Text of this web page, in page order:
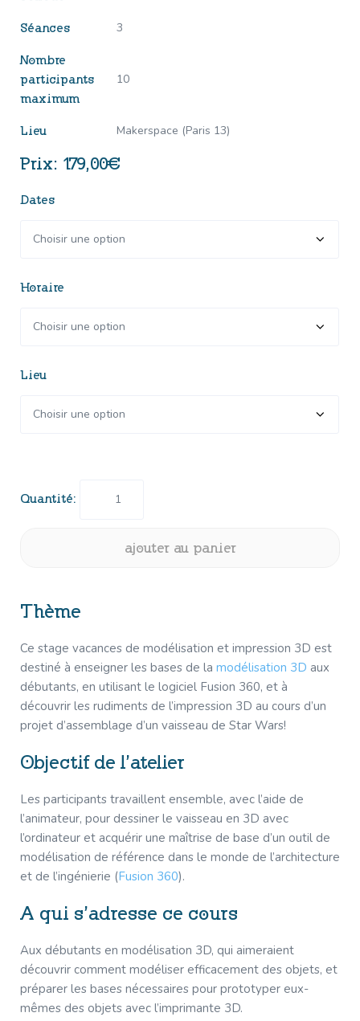
Séances 3
Nombre
participants
maximum
10
Lieu Makerspace (Paris 13)
179,00€
Dates
Horaire
Lieu
et
fabrique
un
vaisseau
spatial!
ajouter au panier
Thème
Ce stage vacances de modélisation et impression 3D est
destiné à enseigner les bases de la modélisation 3D aux
débutants, en utilisant le logiciel Fusion 360, et à
découvrir les rudiments de l’impression 3D au cours d’un
projet d’assemblage d’un vaisseau de Star Wars!
Objectif de l’atelier
Les participants travaillent ensemble, avec l’aide de
l’animateur, pour dessiner le vaisseau en 3D avec
l’ordinateur et acquérir une maîtrise de base d’un outil de
modélisation de référence dans le monde de l’architecture
et de l’ingénierie (Fusion 360).
A qui s’adresse ce cours
Aux débutants en modélisation 3D, qui aimeraient
découvrir comment modéliser efficacement des objets, et
préparer les bases nécessaires pour prototyper eux-
mêmes des objets avec l’imprimante 3D.